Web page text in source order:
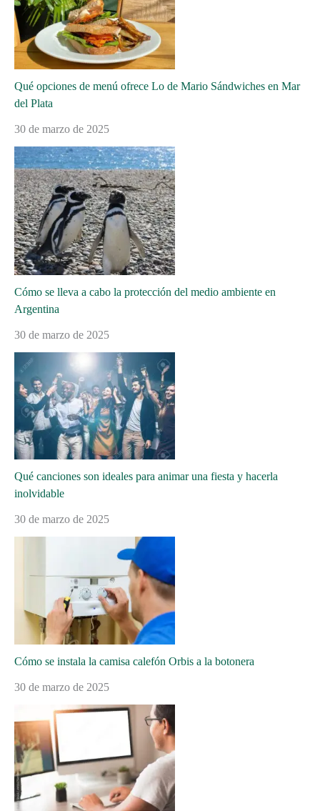
Qué opciones de menú ofrece Lo de Mario Sándwiches en Mar
del Plata
30 de marzo de 2025
Cómo se lleva a cabo la protección del medio ambiente en
Argentina
30 de marzo de 2025
Qué canciones son ideales para animar una fiesta y hacerla
inolvidable
30 de marzo de 2025
Cómo se instala la camisa calefón Orbis a la botonera
30 de marzo de 2025